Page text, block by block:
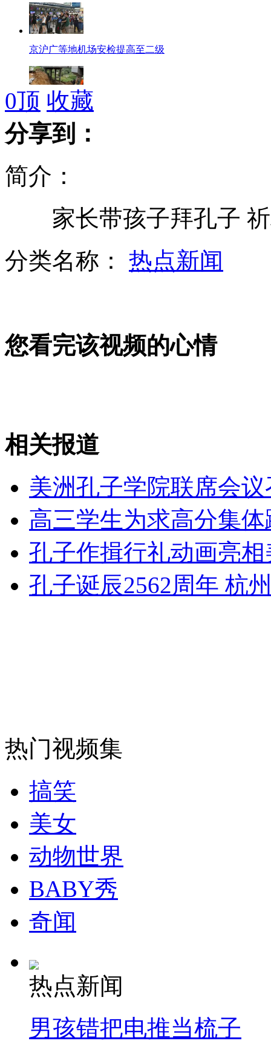
京沪广等地机场安检提高至二级
郑州雨后地面塌陷现500平米深坑
生活提示：“60-60”原则护耳
女孩北京地铁殴打老人 痛下狠手拳打脚踢
无痛分娩是否安全 医生回应
走！跟着总书记去植树
消防员救轻生者
纽约上演“枕头大战”
0顶 收藏
分享到：
简介：
家长带孩子拜孔子 祈
分类名称： 热点新闻
您看完该视频的心情
相关报道
美洲孔子学院联席会议
高三学生为求高分集
孔子作揖行礼动画亮
孔子诞辰2562周年 杭
热门视频集
搞笑
美女
动物世界
BABY秀
奇闻
热点新闻
男孩错把电推当梳子